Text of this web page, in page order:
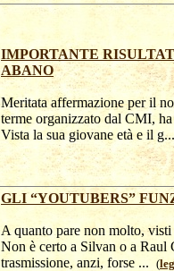
IMPORTANTE
ABANO
Meritata affermazione per il
terme organizzato dal CMI,
Vista la sua giovane età e il
GLI “YOUTUBERS”
A quanto pare non molto,
Non è certo a Silvan o a Raul
trasmissione, anzi, forse ... (